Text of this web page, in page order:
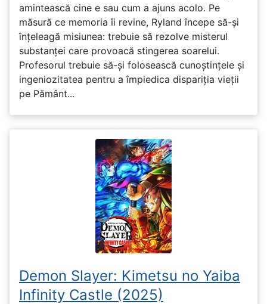
amintească cine e sau cum a ajuns acolo. Pe
măsură ce memoria îi revine, Ryland începe să-și
înțeleagă misiunea: trebuie să rezolve misterul
substanței care provoacă stingerea soarelui.
Profesorul trebuie să-și folosească cunoștințele și
ingeniozitatea pentru a împiedica dispariția vieții
pe Pământ...
Demon Slayer: Kimetsu no Yaiba
Infinity Castle (2025)